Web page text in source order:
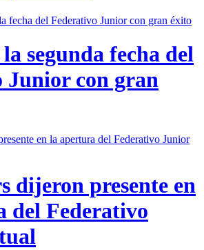
segunda fecha del
Junior con gran
dijeron presente en
del Federativo